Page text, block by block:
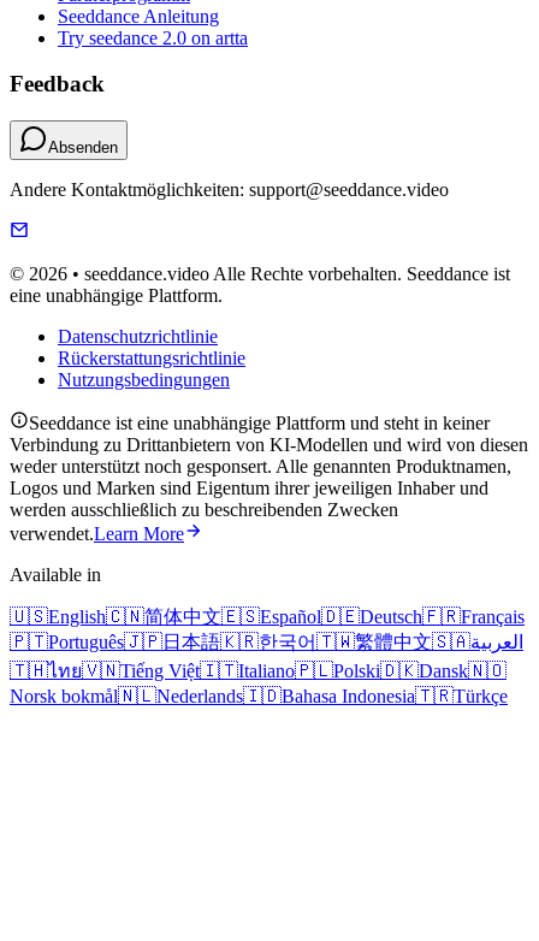
Seeddance Anleitung
Try seedance 2.0 on artta
Feedback
Absenden
Andere Kontaktmöglichkeiten: support@seeddance.video
© 2026 • seeddance.video Alle Rechte vorbehalten. Seeddance ist
eine unabhängige Plattform.
Datenschutzrichtlinie
Rückerstattungsrichtlinie
Nutzungsbedingungen
Seeddance ist eine unabhängige Plattform und steht in keiner
Verbindung zu Drittanbietern von KI-Modellen und wird von diesen
weder unterstützt noch gesponsert. Alle genannten Produktnamen,
Logos und Marken sind Eigentum ihrer jeweiligen Inhaber und
werden ausschließlich zu beschreibenden Zwecken
verwendet.Learn More
Available in
🇺🇸English🇨🇳简体中文🇪🇸Español🇩🇪Deutsch🇫🇷Français
🇵🇹Português🇯🇵日本語🇰🇷한국어🇹🇼繁體中文🇸🇦العربية
🇹🇭ไทย🇻🇳Tiếng Việt🇮🇹Italiano🇵🇱Polski🇩🇰Dansk🇳🇴
Norsk bokmål🇳🇱Nederlands🇮🇩Bahasa Indonesia🇹🇷Türkçe